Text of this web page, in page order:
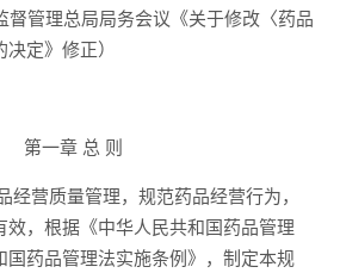
督管理总局局务会议《关于修改〈药品
定》修正）
第一章 总 则
营质量管理，规范药品经营行为，
，根据《中华人民共和国药品管理
国药品管理法实施条例》，制定本规